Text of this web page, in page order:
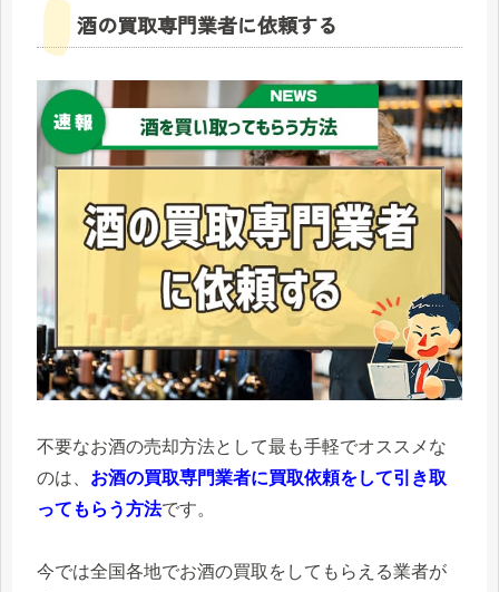
酒の買取専門業者に依頼する
不要なお酒の売却方法として最も手軽でオススメな
のは、 お酒の買取専門業者に買取依頼をして引き取
ってもらう方法です。
今では全国各地でお酒の買取をしてもらえる業者が